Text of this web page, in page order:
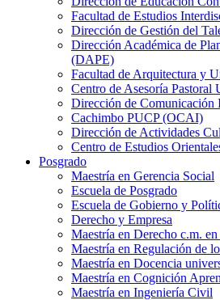
Facultad de Estudios
Dirección de Gestión del
Dirección Académica de
(DAPE)
Facultad de Arquitectura y
Centro de Asesoría
Dirección de
Cachimbo PUCP (OCAI)
Dirección de Actividades
Centro de Estudios
Posgrado
Maestría en Gerencia Social
Escuela de Posgrado
Escuela de Gobierno y
Derecho y Empresa
Maestría en Derecho c.m.
Maestría en Regulación de
Maestría en Docencia
Maestría en Cognición
Maestría en Ingeniería Civil